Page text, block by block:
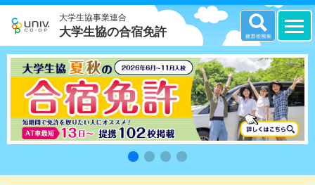
大学生協事業連合
大学生協の合宿免許